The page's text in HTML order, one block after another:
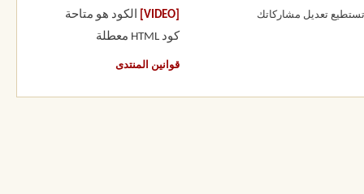
تستطيع تعديل مشاركاتك الكود هو متاحة
كود HTML
معطلة
قوانين المنتدى